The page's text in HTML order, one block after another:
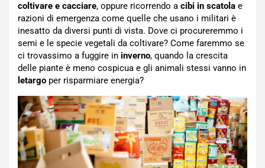
coltivare e cacciare, oppure ricorrendo a cibi in scatola e
razioni di emergenza come quelle che usano i militari è
inesatto da diversi punti di vista. Dove ci procureremmo i
semi e le specie vegetali da coltivare? Come faremmo se
ci trovassimo a fuggire in inverno, quando la crescita
delle piante è meno cospicua e gli animali stessi vanno in
letargo per risparmiare energia?